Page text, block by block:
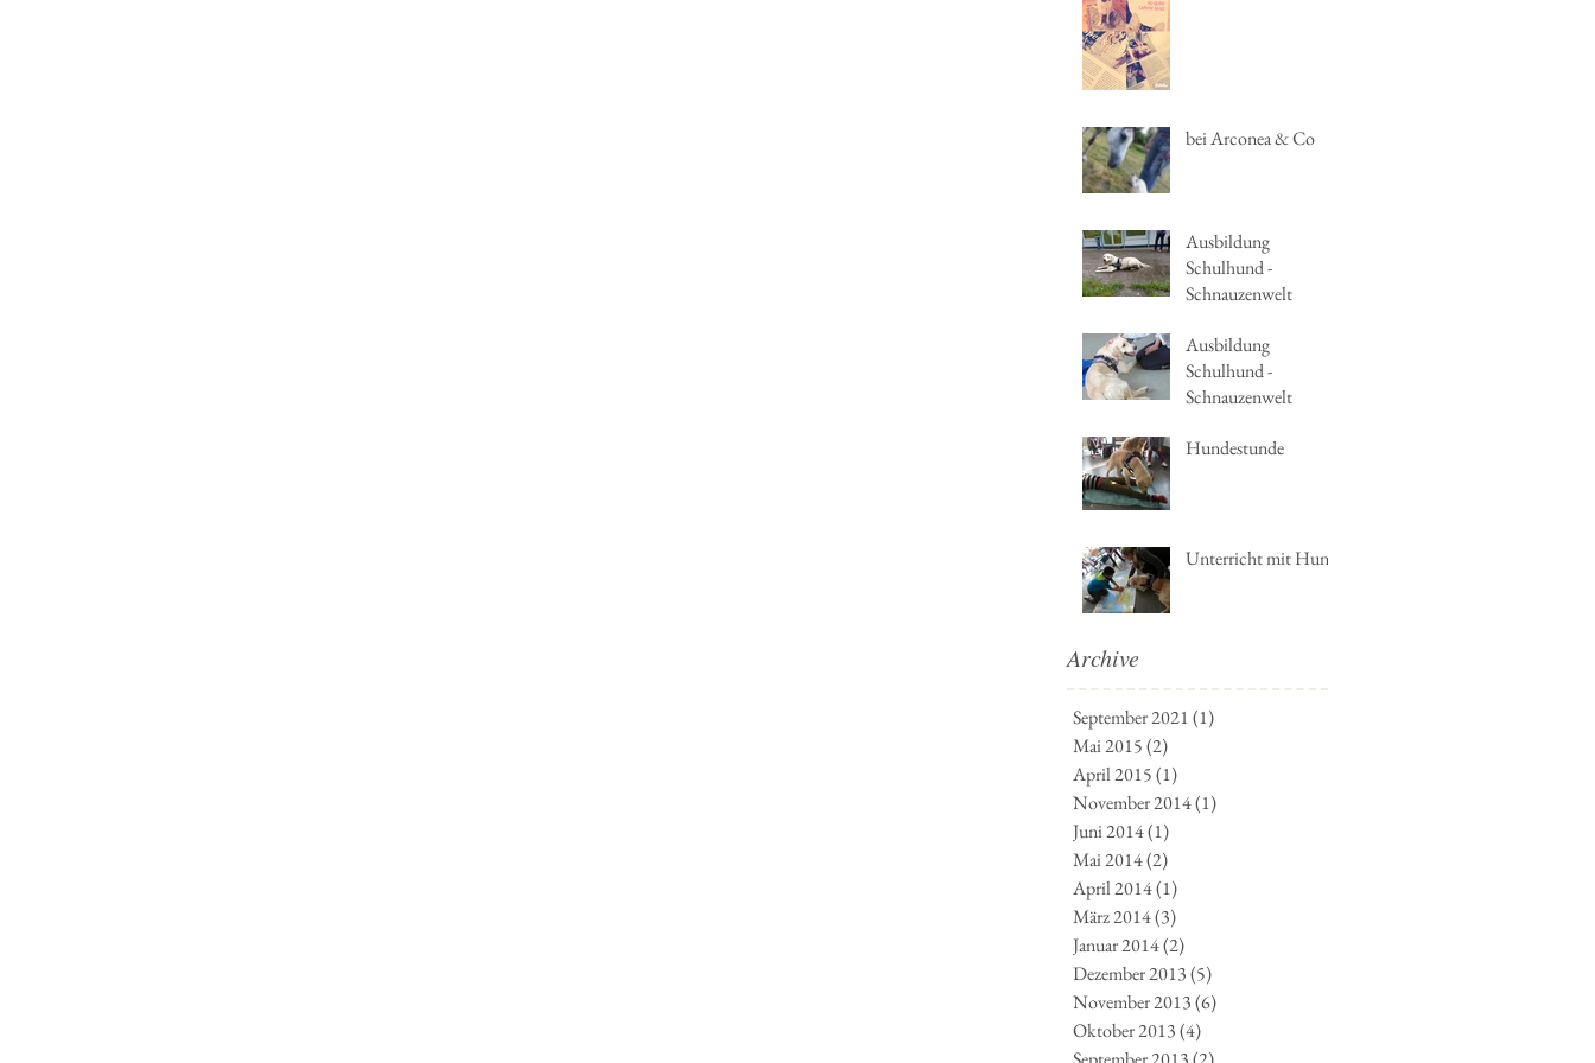
bei Arconea & Co
Ausbildung
Schulhund -
Schnauzenwelt
Ausbildung
Schulhund -
Schnauzenwelt
Hundestunde
Unterricht mit Hund
Archive
September 2021(1)
Mai 2015(2)
April 2015(1)
November 2014(1)
Juni 2014(1)
Mai 2014(2)
April 2014(1)
März 2014(3)
Januar 2014(2)
Dezember 2013(5)
November 2013(6)
Oktober 2013(4)